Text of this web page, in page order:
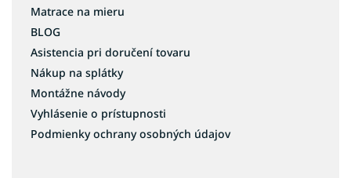
Matrace na mieru
BLOG
Asistencia pri doručení tovaru
Nákup na splátky
Montážne návody
Vyhlásenie o prístupnosti
Podmienky ochrany osobných údajov